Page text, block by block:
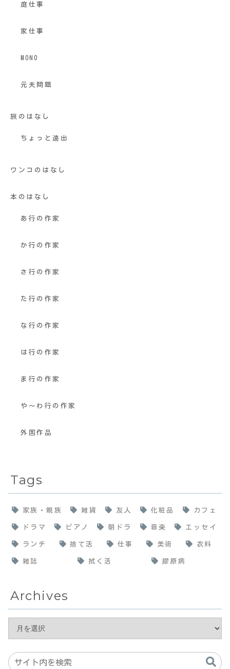
庭仕事
家仕事
MONO
元夫問題
旅のはなし
ちょっと遠出
ワンコのはなし
本のはなし
あ行の作家
か行の作家
さ行の作家
た行の作家
な行の作家
は行の作家
ま行の作家
や〜わ行の作家
外国作品
Tags
家族・親族 雑貨 友人 化粧品 カフェ
ドラマ ピアノ 朝ドラ 音楽 エッセイ
ランチ 捨て活 仕事 美術 衣料
雑誌 拭く活 膠原病
Archives